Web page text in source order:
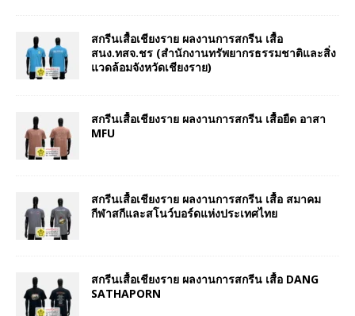
สกรีนเสื้อเชียงราย ผลงานการสกรีน เสื้อ
สนง.ทสจ.ชร (สำนักงานทรัพยากรธรรมชาติและสิ่ง
แวดล้อมจังหวัดเชียงราย)
สกรีนเสื้อเชียงราย ผลงานการสกรีน เสื้อยืด อาสา
MFU
สกรีนเสื้อเชียงราย ผลงานการสกรีน เสื้อ สมาคม
กีฬาสกีและสโนว์บอร์ดแห่งประเทศไทย
สกรีนเสื้อเชียงราย ผลงานการสกรีน เสื้อ DANG
SATHAPORN